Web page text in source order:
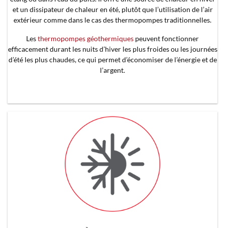
et un dissipateur de chaleur en été, plutôt que l’utilisation de l’air
extérieur comme dans le cas des thermopompes traditionnelles.
Lesthermopompes géothermiques peuvent fonctionner
efficacement durant les nuits d’hiver les plus froides ou les journées
d’été les plus chaudes, ce qui permet d’économiser de l’énergie et de
l’argent.